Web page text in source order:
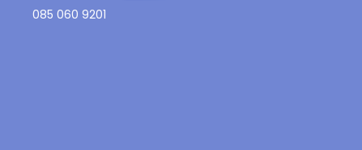
085 060 9201